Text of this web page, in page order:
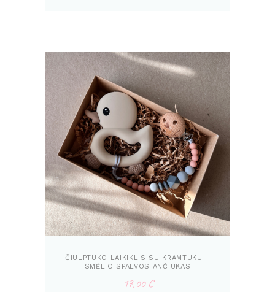
ČIULPTUKO LAIKIKLIS SU KRAMTUKU –
SMĖLIO SPALVOS ANČIUKAS
17,00€